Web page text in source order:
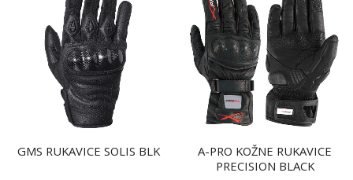
GMS RUKAVICE SOLIS BLK
A-PRO KOŽNE RUKAVICE
PRECISION BLACK